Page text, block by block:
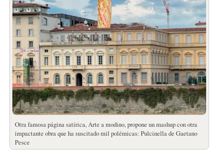
Otra famosa página satírica, Arte a modino, propone un mashup con otra
impactante obra que ha suscitado mil polémicas: Pulcinella de Gaetano
Pesce